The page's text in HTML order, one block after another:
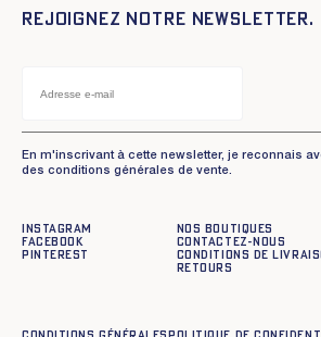
Rejoignez notre newsletter.
En m'inscrivant à cette newsletter, je reconnais
des conditions générales de vente.
Instagram
Facebook
Pinterest
Nos boutiques
Contactez-nous
Conditions de
retours